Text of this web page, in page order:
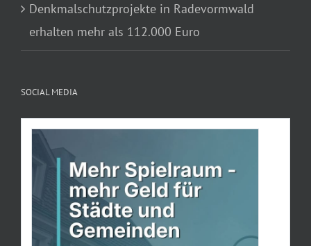
Denkmalschutzprojekte in Radevormwald
erhalten mehr als 112.000 Euro
SOCIAL MEDIA